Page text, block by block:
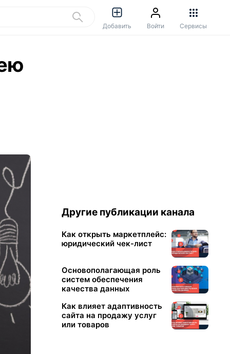
Добавить Войти Сервисы
Другие публикации канала
Как открыть маркетплейс:
юридический чек-лист
Основополагающая роль
систем обеспечения
качества данных
Как влияет адаптивность
сайта на продажу услуг
или товаров